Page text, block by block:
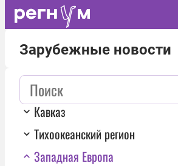
Зарубежные новости
Кавказ
Тихоокеанский регион
Западная Европа